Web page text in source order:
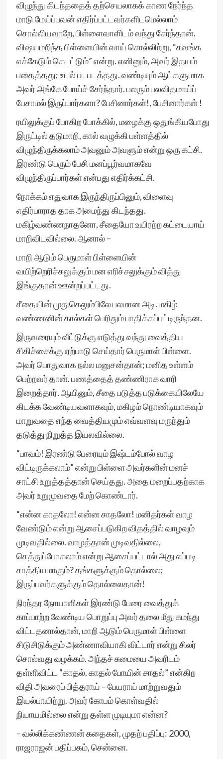
விழுந்து கிடந்ததைத் தற்செயலாகக் காண நேர்ந்த
மாடு மேய்ப்பவன் எதிர்ப்பட்டவர்களிடமெல்லாம்
சொல்லியவாறே, பிள்ளைவாளிடம் வந்து சேர்ந்தான்.
விஷயமறிந்த பிள்ளையின் வாய் சொல்லிற்று, “சவங்க
எக்கேடும் கெடட்டும்” என்று. எனினும், அவர் இதயம்
பதைத்தது; உடல் படபடத்தது. வண்டியும் ஆட்களுமாக
அவர் அங்கே போய்ச் சேர்ந்தார். பலரும் பலவிதமாய்ப்
பேசாமல் இருப்பார்களா? பேசினார்கள்!, பேசினார்கள் !
ரயிலுக்குப் போகிற போக்கில், மழைக்கு ஒதுங்கியபோது
இருட்டில் தடுமாறி, கால் வழுக்கி பள்ளத்தில்
விழுந்திருக்கலாம் அவனும் அவளும் என்று ஒரு கட்சி.
இரண்டு பெரும் பேசி மனப்பூர்வமாகவே
விழுந்திருப்பார்கள் என்பது எதிர்க்கட்சி.
நோக்கம் எதுவாக இருந்திருப்பினும், விளைவு
எதிர்பாராத தாக அமைந்து கிடந்தது.
மகிழ்வண்ணநாதனோ, சீதையோ உயிரற்ற கட்டையாய்
மாறிவிடவில்லை. ஆனால் –
மாறி ஆடும் பெருமாள் பிள்ளையின்
வயிற்றெரிச்சலுக்கும் மன எரிச்சலுக்கும் வித்து
இங்குதான் ஊன்றப்பட்டது.
சீதையின் முதுகெலும்பிலே பலமான அடி. மகிழ்
வண்ணனின் கால்கள் பெரிதும் பாதிக்கப்பட்டிருந்தன.
இருவரையும் வீட்டுக்கு எடுத்து வந்து வைத்திய
சிகிச்சைக்கு ஏற்பாடு செய்தார் பெருமாள் பிள்ளை.
அவர் பொதுவாக நல்ல மனுசன்தான்; மனித உள்ளம்
பெற்றவர் தான். பணத்தைத் தண்ணிராக வாரி
இறைத்தார். ஆயினும், சீதை படுத்த படுக்கையிலேயே
கிடக்க வேண்டியவளாகவும், மகிழம் நொண்டியாகவும்
மாறுவதை எந்த வைத்தியமும் எவ்வளவு மருந்தும்
தடுத்து நிறுத்த இயலவில்லை.
“பாவம்! இரண்டு பேரையும் இஷ்டம்போல் வாழ
விட்டிருக்கலாம்” என்று பிள்ளை அவர்களின் மனச்
சாட்சி உறுத்தத்தான் செய்தது. அதை மறைப்பதற்காக
அவர் உறுமுவதை மேற் கொண்டார்.
“என்ன காதலோ! என்ன சாதலோ! மனிதர்கள் வாழ
வேண்டும் என்று ஆசைப்படுகிற விதத்தில் வாழவும்
முடிவதில்லை. வாழத்தான் முடிவதில்லை,
செத்துப்போகலாம் என்று ஆசைப்பட்டால் அது எப்படி
சாத்தியமாகும்? தங்களுக்கும் தொல்லை;
இருப்பவர்களுக்கும் தொல்லைதான்!
நிரந்தர நோயாளிகள் இரண்டு பேரை வைத்துக்
காப்பாற்ற வேண்டிய பொறுப்பு அவர் தலை மீது சுமந்து
விட்டதனால்தான், மாறி ஆடும் பெருமாள் பிள்ளை
சிடுசிடுக்கும் அண்ணாவியாகி விட்டார் என்று சிலர்
சொல்வது வழக்கம். அந்தச் சுமையை அவரிடம்
தள்ளிவிட்ட “காதல். காதல் போயின் சாதல்” என்கிற
விதி அவரைப் பித்தராய் – பேயராய் மாற்றுவதும்
இயல்பாயிற்று. அவர் கோபம் கொள்வதில்
நியாயமில்லை என்று தள்ள முடியுமா என்ன?
– வல்லிக்கண்ணன் கதைகள், முதற் பதிப்பு: 2000,
ராஜராஜன் பதிப்பகம், சென்னை.